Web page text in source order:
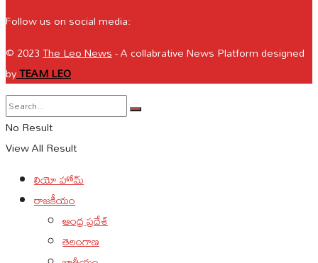
Follow us on social media:
© 2023The Leo News- A collabrative News Platform designed
byTEAM LEO
No Result
View All Result
లియో హోమ్
రాజకీయం
ఆంధ్ర ప్రదేశ్
తెలంగాణ